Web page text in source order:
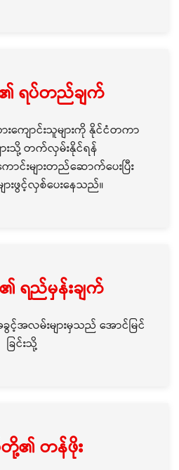
ရပ်တည်ချက်
ကျောင်းသူများကို နိုင်ငံတကာ
းသို့ တက်လှမ်းနိုင်ရန်
ာင်းများတည်ဆောက်ပေးပြီး
ျားဖွင့်လှစ်ပေးနေသည်။
ရည်မှန်းချက်
အလမ်းများမှသည် အောင်မြင်
ခြင်းသို့
တို့၏ တန်ဖိုး